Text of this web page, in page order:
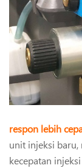
respon lebih
unit injeksi baru,
kecepatan